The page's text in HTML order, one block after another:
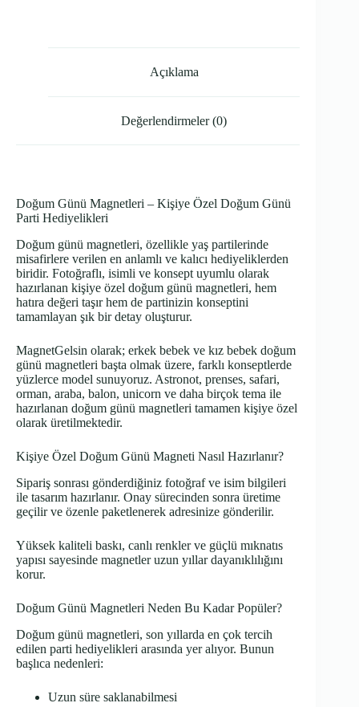
Açıklama
Değerlendirmeler (0)
Doğum Günü Magnetleri – Kişiye Özel Doğum Günü
Parti Hediyelikleri
Doğum günü magnetleri, özellikle yaş partilerinde
misafirlere verilen en anlamlı ve kalıcı hediyeliklerden
biridir. Fotoğraflı, isimli ve konsept uyumlu olarak
hazırlanan kişiye özel doğum günü magnetleri, hem
hatıra değeri taşır hem de partinizin konseptini
tamamlayan şık bir detay oluşturur.
MagnetGelsin olarak; erkek bebek ve kız bebek doğum
günü magnetleri başta olmak üzere, farklı konseptlerde
yüzlerce model sunuyoruz. Astronot, prenses, safari,
orman, araba, balon, unicorn ve daha birçok tema ile
hazırlanan doğum günü magnetleri tamamen kişiye özel
olarak üretilmektedir.
Kişiye Özel Doğum Günü Magneti Nasıl Hazırlanır?
Sipariş sonrası gönderdiğiniz fotoğraf ve isim bilgileri
ile tasarım hazırlanır. Onay sürecinden sonra üretime
geçilir ve özenle paketlenerek adresinize gönderilir.
Yüksek kaliteli baskı, canlı renkler ve güçlü mıknatıs
yapısı sayesinde magnetler uzun yıllar dayanıklılığını
korur.
Doğum Günü Magnetleri Neden Bu Kadar Popüler?
Doğum günü magnetleri, son yıllarda en çok tercih
edilen parti hediyelikleri arasında yer alıyor. Bunun
başlıca nedenleri:
Uzun süre saklanabilmesi